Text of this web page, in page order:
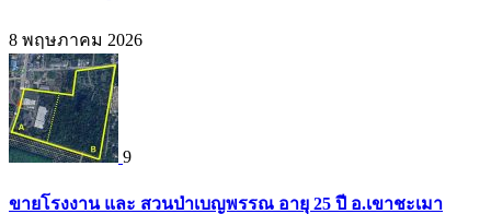
8 พฤษภาคม 2026
9
ขายโรงงาน และ สวนป่าเบญพรรณ อายุ 25 ปี อ.เขาชะเมา